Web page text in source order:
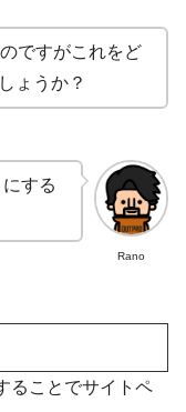
ですがこれをど
ょうか？
Rano
にする
ることでサイトペ